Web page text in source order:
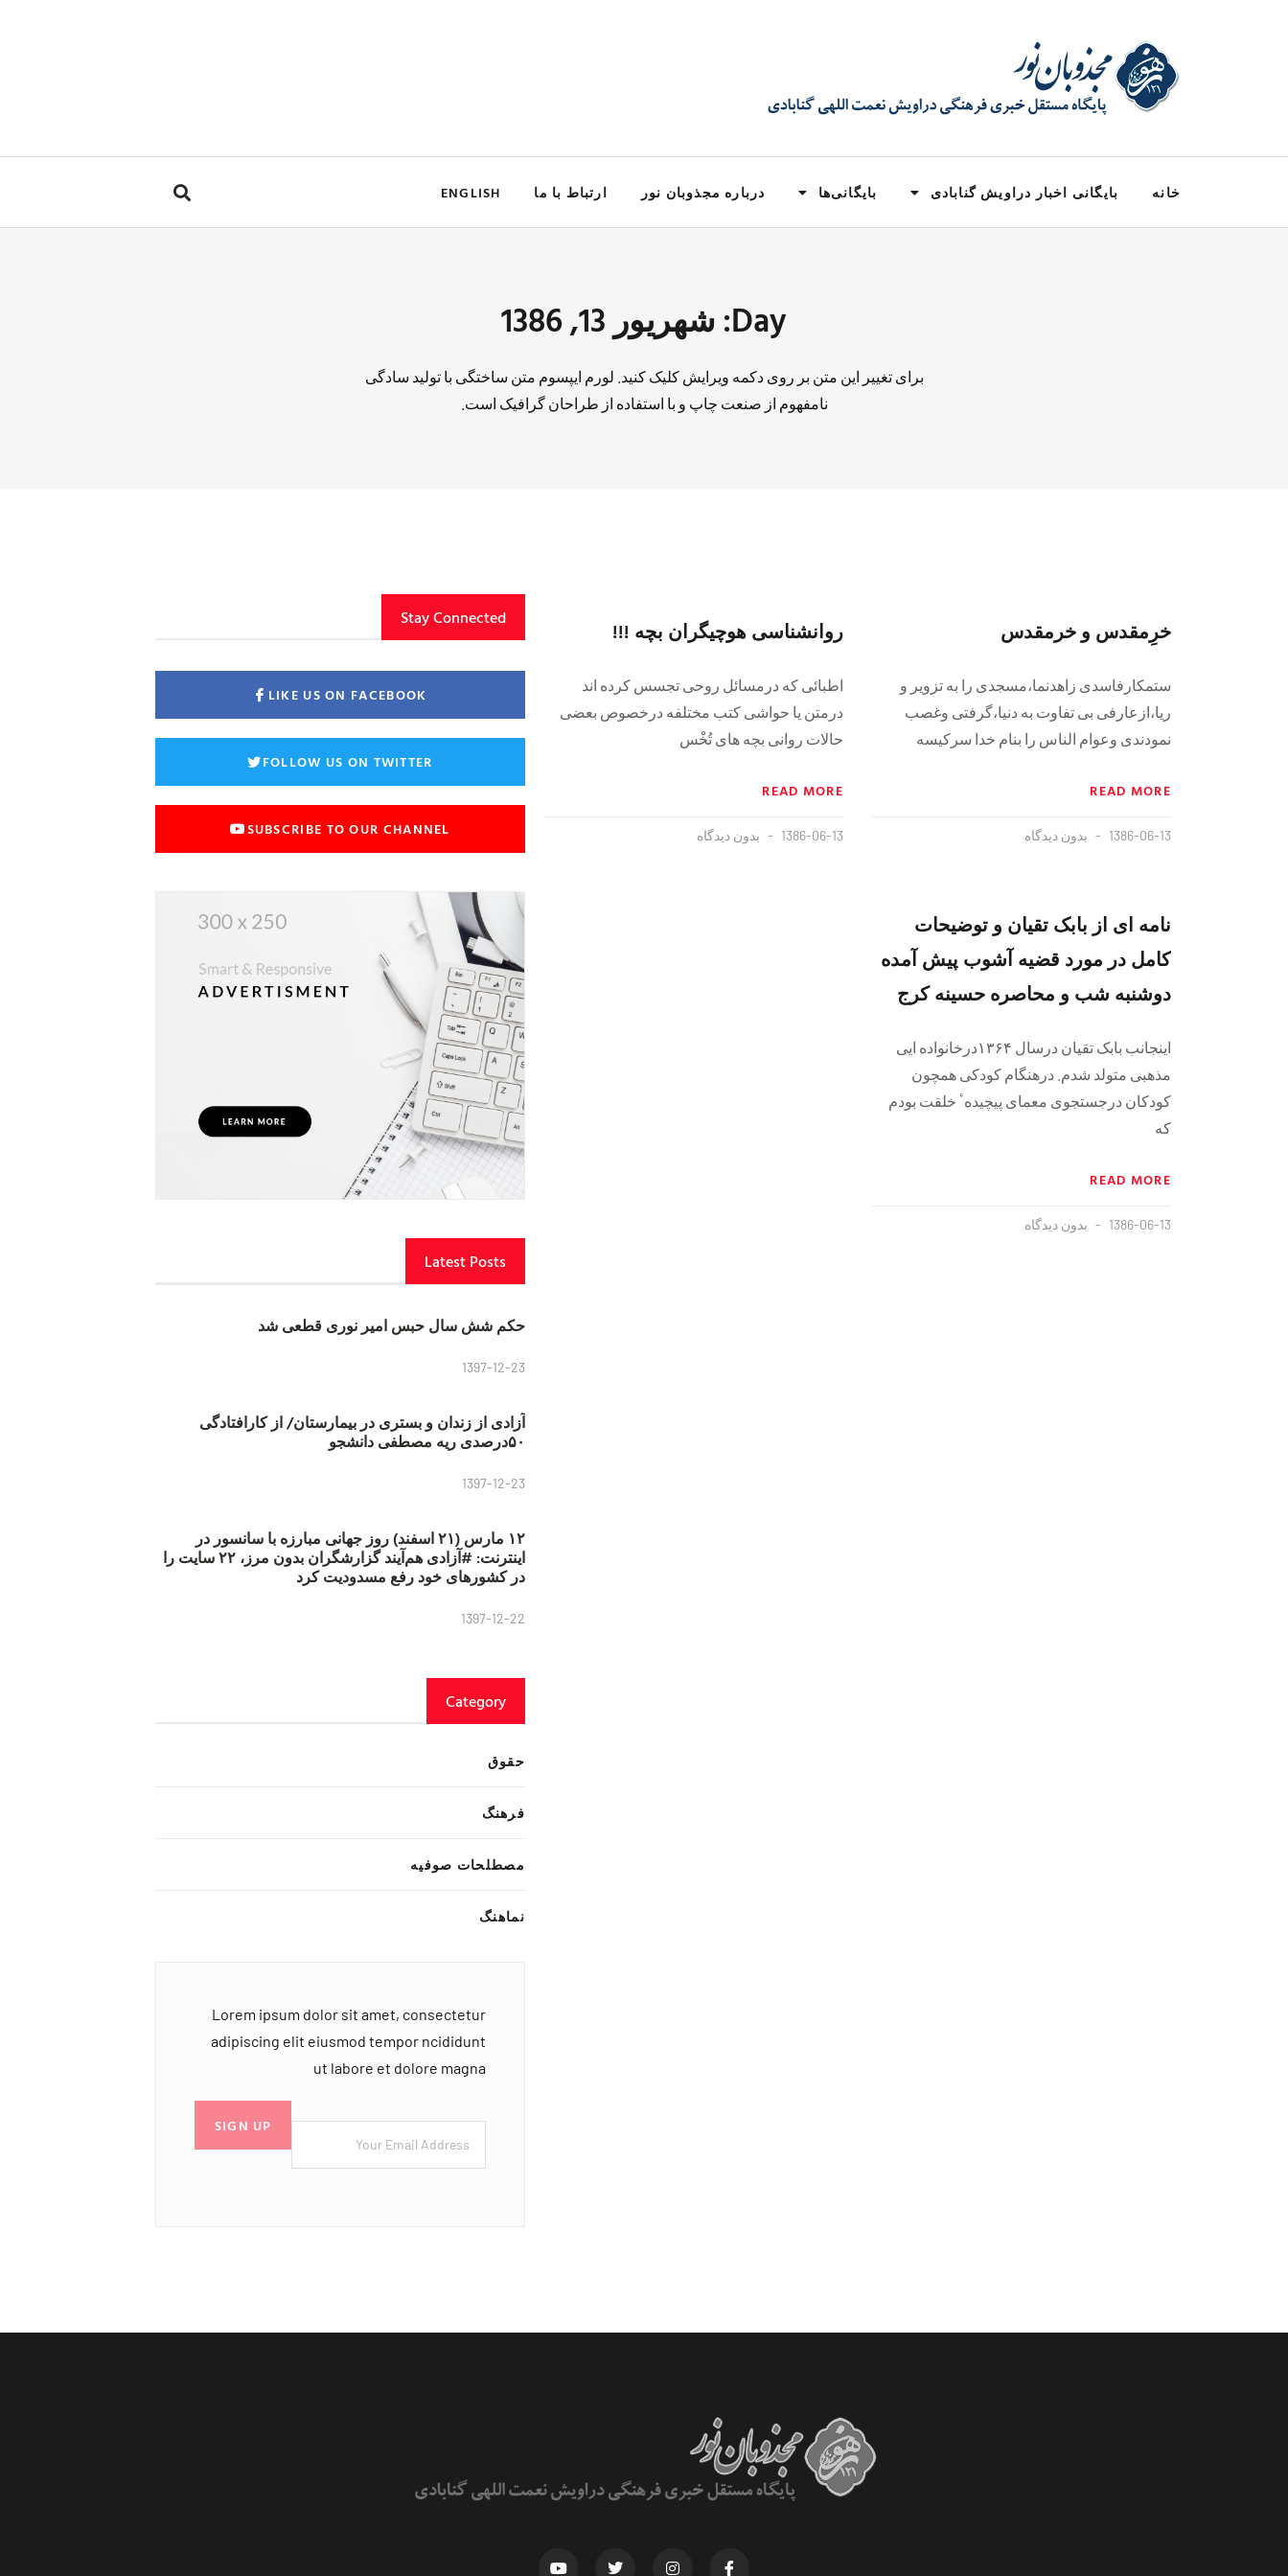
خانه بایگانی اخبار دراویش گنابادی بایگانی‌ها درباره مجذوبان نور ارتباط با ما ENGLISH
Day: شهریور 13, 1386
برای تغییر این متن بر روی دکمه ویرایش کلیک کنید. لورم ایپسوم متن ساختگی با تولید سادگی
نامفهوم از صنعت چاپ و با استفاده از طراحان گرافیک است.
خرِمقدس و خرمقدس
ستمکارفاسدی زاهدنما،مسجدی را به تزویر و
ریا،ازعارفی بی تفاوت به دنیا،گرفتی وغصب
نمودندی وعوام الناس را بنام خدا سرکیسه
READ MORE
1386-06-13 بدون دیدگاه
روانشناسی هوچیگران بچه !!!
اطبائی که درمسائل روحی تجسس کرده اند
درمتن یا حواشی کتب مختلفه درخصوص بعضی
حالات روانی بچه های تُخْس
READ MORE
1386-06-13 بدون دیدگاه
نامه ای از بابک تقیان و توضیحات
کامل در مورد قضیه آشوب پيش آمده
دوشنبه شب و محاصره حسینه کرج
اینجانب بابک تقیان درسال ۱۳۶۴درخانواده ایی
مذهبی متولد شدم. درهنگام کودکی همچون
کودکان درجستجوی معمای پیچیدهٴ خلقت بودم
که
READ MORE
1386-06-13 بدون دیدگاه
Stay Connected
LIKE US ON FACEBOOK
FOLLOW US ON TWITTER
SUBSCRIBE TO OUR CHANNEL
Latest Posts
حکم شش سال حبس امیر نوری قطعی شد
1397-12-23
آزادی از زندان و بستری در بیمارستان/ از کارافتادگی
۵۰درصدی ریه مصطفی دانشجو
1397-12-23
۱۲ مارس (۲۱ اسفند) روز جهانی مبارزه با سانسور در
اینترنت: #آزادی هم‌آیند گزارشگران‌ بدون مرز، ۲۲ سایت را
در کشورهای خود رفع مسدودیت کرد
1397-12-22
Category
حقوق
فرهنگ
مصطلحات صوفیه
نماهنگ
Lorem ipsum dolor sit amet, consectetur
adipiscing elit eiusmod tempor ncididunt
ut labore et dolore magna
SIGN UP